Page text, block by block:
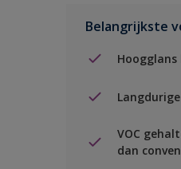
Belangrijkste
Hoogglans
VOC
dan